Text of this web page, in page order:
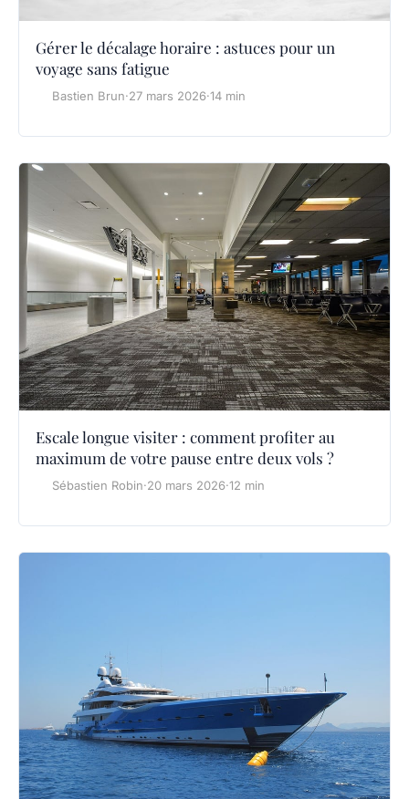
Gérer le décalage horaire : astuces pour un
voyage sans fatigue
Bastien Brun·27 mars 2026·14 min
Escale longue visiter : comment profiter au
maximum de votre pause entre deux vols ?
Sébastien Robin·20 mars 2026·12 min